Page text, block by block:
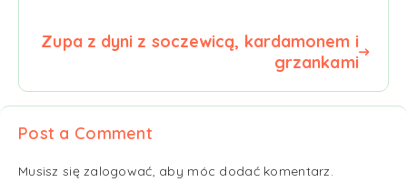
Zupa z dyni z soczewicą, kardamonem i
grzankami
Post a Comment
Musisz sięzalogować, aby móc dodać komentarz.